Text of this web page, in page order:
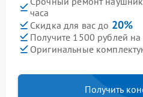
часа
Скидка для вас до 20%
Получите 1500 рублей
Оригинальные
Получить